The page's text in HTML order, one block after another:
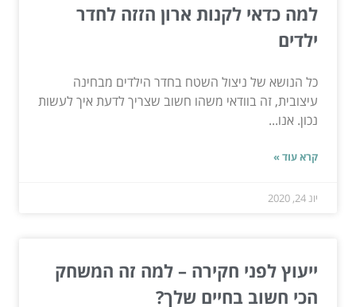
למה כדאי לקנות ארון הזזה לחדר
ילדים
כל הנושא של ניצול השטח בחדר הילדים מבחינה
עיצובית, זה בוודאי משהו חשוב שצריך לדעת איך לעשות
נכון. אנו...
קרא עוד »
יונ 24, 2020
ייעוץ לפני חקירה – למה זה המשחק
הכי חשוב בחיים שלך?